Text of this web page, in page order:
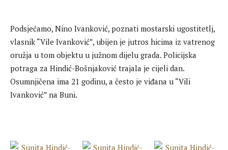
Podsjećamo, Nino Ivanković, poznati mostarski ugostitetlj,
vlasnik “Vile Ivanković”, ubijen je jutros hicima iz vatrenog
oružja u tom objektu u južnom dijelu grada. Policijska
potraga za Hindić-Bošnjaković trajala je cijeli dan.
Osumnjičena ima 21 godinu, a često je viđana u “Vili
Ivanković” na Buni.